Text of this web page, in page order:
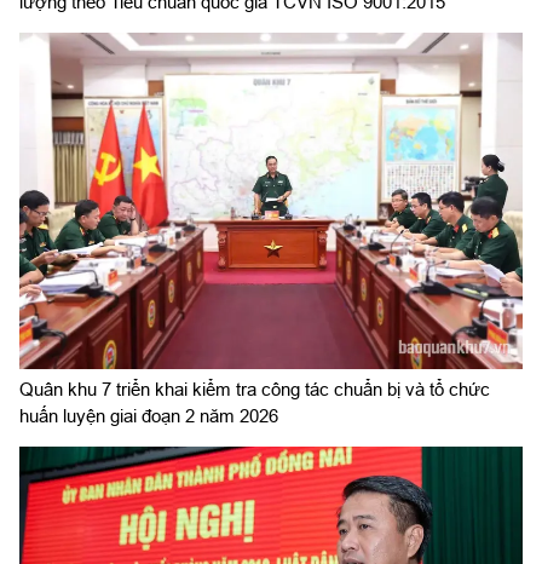
Quân khu 7 triển khai kiểm tra công tác chuẩn bị và tổ chức
huấn luyện giai đoạn 2 năm 2026